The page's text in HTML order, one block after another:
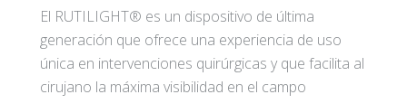
El RUTILIGHT® es un dispositivo de última
generación que ofrece una experiencia de uso
única en intervenciones quirúrgicas y que facilita al
cirujano la máxima visibilidad en el campo